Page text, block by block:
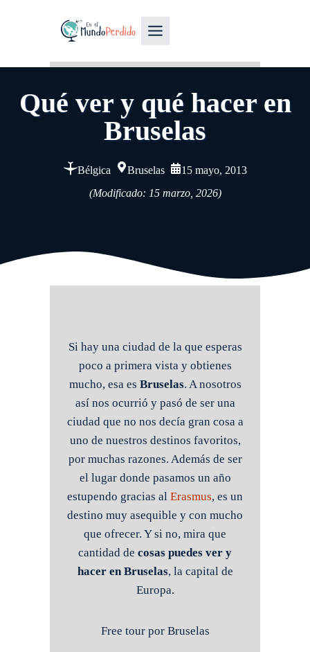
Qué ver y qué hacer en
Bruselas
Bélgica Bruselas
15 mayo, 2013
(Modificado: 15 marzo, 2026)
Si hay una ciudad de la que esperas
poco a primera vista y obtienes
mucho, esa es Bruselas. A nosotros
así nos ocurrió y pasó de ser una
ciudad que no nos decía gran cosa a
uno de nuestros destinos favoritos,
por muchas razones. Además de ser
el lugar donde pasamos un año
estupendo gracias al Erasmus, es un
destino muy asequible y con mucho
que ofrecer. Y si no, mira que
cantidad de cosas puedes ver y
hacer en Bruselas, la capital de
Europa.
Free tour por Bruselas